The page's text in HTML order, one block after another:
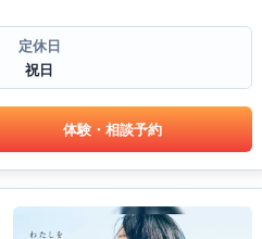
定休日
祝日
体験・相談予約